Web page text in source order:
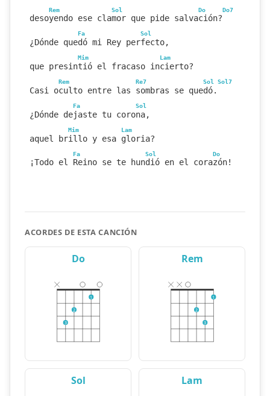
Rem Sol Do Do7
desoyendo ese clamor que pide salvación?
Fa Sol
¿Dónde quedó mi Rey perfecto,
Mim Lam
que presintió el fracaso incierto?
Rem Re7 Sol Sol7
Casi oculto entre las sombras se quedó.
Fa Sol
¿Dónde dejaste tu corona,
Mim Lam
aquel brillo y esa gloria?
Fa Sol Do
¡Todo el Reino se te hundió en el corazón!
ACORDES DE ESTA CANCIÓN
Do
3
2
1
Rem
2
3
1
Sol Lam